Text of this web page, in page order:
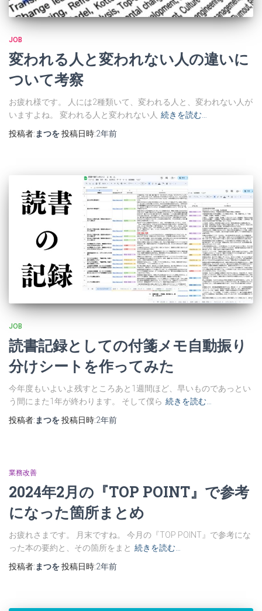
JOB
変われる人と変われない人の違いに
ついて考察
お疲れ様です。 人には2種類いて、変われる人と、変われない人が
いますよね。 変われる人と変われない人 続きを読む…
投稿者: まつを投稿日時:2年前
JOB
読書記録としての付箋メモ自動振り
分けシートを作ってみた
今年度もいよいよ残すところあと1週間ほど、早いものであっとい
う間にまた1年が終わります。 そして僕ら 続きを読む…
投稿者:まつを投稿日時:2年前
業務改善
2024年2月の『TOP POINT』で参考
になった箇所まとめ
お疲れさまです。 月末ですね。 今月の『TOP POINT』で参考にな
った本の要約と、その箇所をまと 続きを読む…
投稿者:まつを投稿日時:2年前